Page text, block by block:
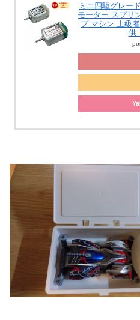
ミニ四駆グレー
モーター スプリ
プ マシン 上級
供